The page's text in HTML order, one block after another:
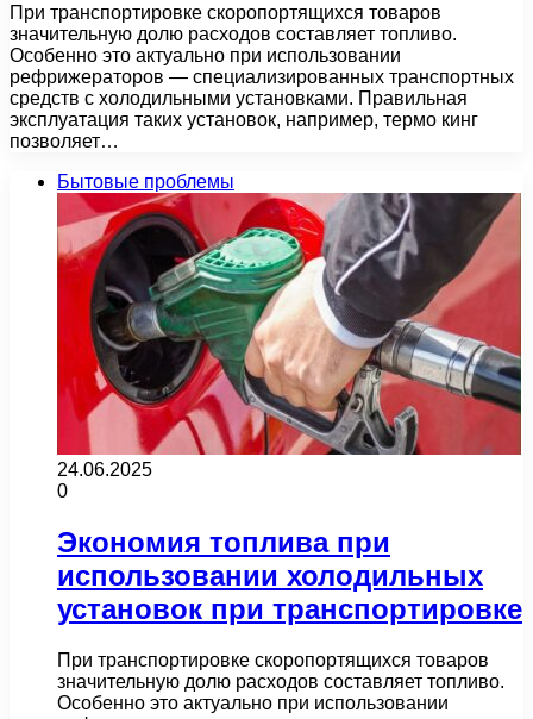
При транспортировке скоропортящихся товаров
значительную долю расходов составляет топливо.
Особенно это актуально при использовании
рефрижераторов — специализированных транспортных
средств с холодильными установками. Правильная
эксплуатация таких установок, например, термо кинг
позволяет…
Бытовые проблемы
24.06.2025
0
Экономия топлива при
использовании холодильных
установок при транспортировке
При транспортировке скоропортящихся товаров
значительную долю расходов составляет топливо.
Особенно это актуально при использовании